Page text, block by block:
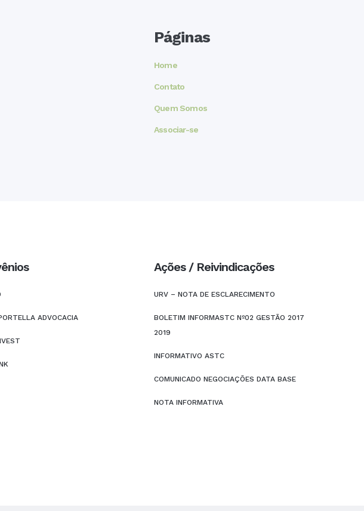
Páginas
Home
Contato
Quem Somos
Associar-se
ADVOCACIA
Ações / Reivindicações
URV – NOTA DE ESCLARECIMENTO
BOLETIM INFORMASTC Nº02 GESTÃO 2017
2019
INFORMATIVO ASTC
COMUNICADO NEGOCIAÇÕES DATA BASE
NOTA INFORMATIVA